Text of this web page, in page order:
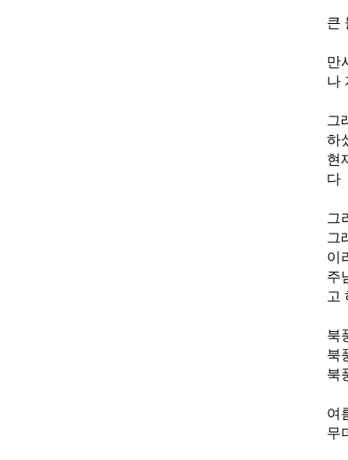
큰
만
나
그
하
현
다
그
그
이
주
고
북
북
북
여
무